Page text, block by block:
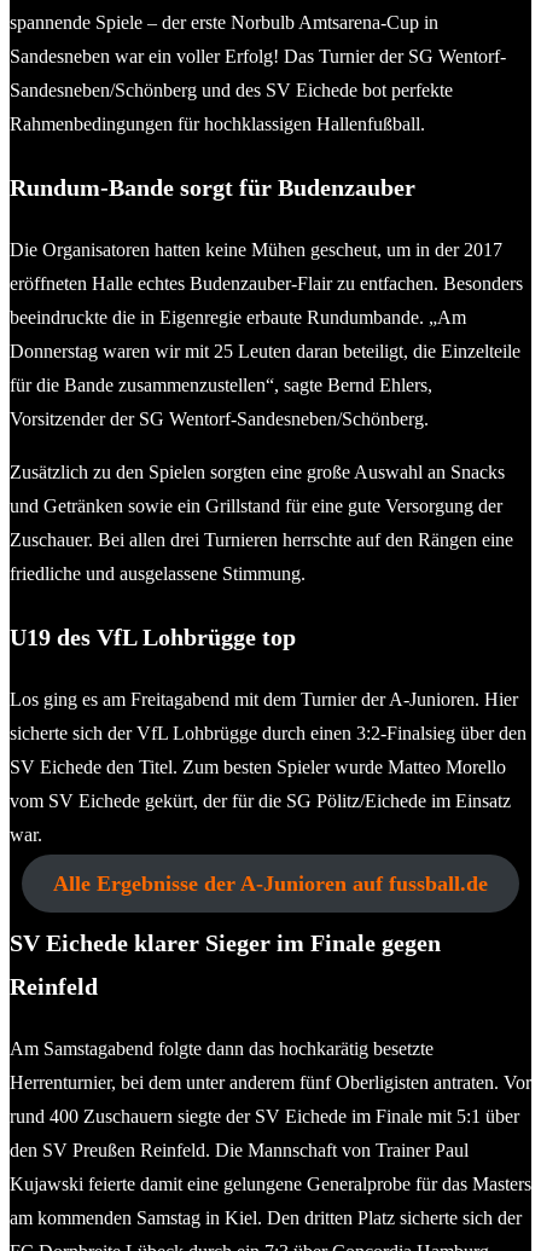
spannende Spiele – der erste Norbulb Amtsarena-Cup in
Sandesneben war ein voller Erfolg! Das Turnier der SG Wentorf-
Sandesneben/Schönberg und des SV Eichede bot perfekte
Rahmenbedingungen für hochklassigen Hallenfußball.
Rundum-Bande sorgt für Budenzauber
Die Organisatoren hatten keine Mühen gescheut, um in der 2017
eröffneten Halle echtes Budenzauber-Flair zu entfachen. Besonders
beeindruckte die in Eigenregie erbaute Rundumbande. „Am
Donnerstag waren wir mit 25 Leuten daran beteiligt, die Einzelteile
für die Bande zusammenzustellen“, sagte Bernd Ehlers,
Vorsitzender der SG Wentorf-Sandesneben/Schönberg.
Zusätzlich zu den Spielen sorgten eine große Auswahl an Snacks
und Getränken sowie ein Grillstand für eine gute Versorgung der
Zuschauer. Bei allen drei Turnieren herrschte auf den Rängen eine
friedliche und ausgelassene Stimmung.
U19 des VfL Lohbrügge top
Los ging es am Freitagabend mit dem Turnier der A-Junioren. Hier
sicherte sich der VfL Lohbrügge durch einen 3:2-Finalsieg über den
SV Eichede den Titel. Zum besten Spieler wurde Matteo Morello
vom SV Eichede gekürt, der für die SG Pölitz/Eichede im Einsatz
war.
Alle Ergebnisse der A-Junioren auf fussball.de
SV Eichede klarer Sieger im Finale gegen
Reinfeld
Am Samstagabend folgte dann das hochkarätig besetzte
Herrenturnier, bei dem unter anderem fünf Oberligisten antraten. Vor
rund 400 Zuschauern siegte der SV Eichede im Finale mit 5:1 über
den SV Preußen Reinfeld. Die Mannschaft von Trainer Paul
Kujawski feierte damit eine gelungene Generalprobe für das Masters
am kommenden Samstag in Kiel. Den dritten Platz sicherte sich der